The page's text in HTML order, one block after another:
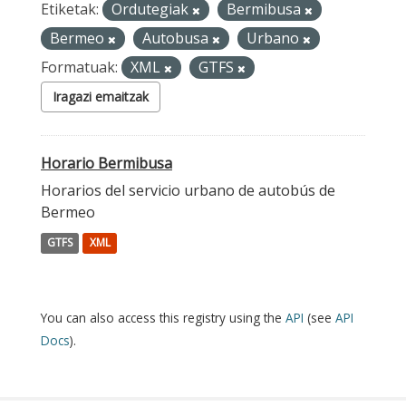
Etiketak: Ordutegiak
Bermibusa
Bermeo
Autobusa
Urbano
Formatuak:
XML GTFS
Iragazi emaitzak
Horario Bermibusa
Horarios del servicio urbano de autobús de
Bermeo
GTFS XML
You can also access this registry using the API (see API
Docs).